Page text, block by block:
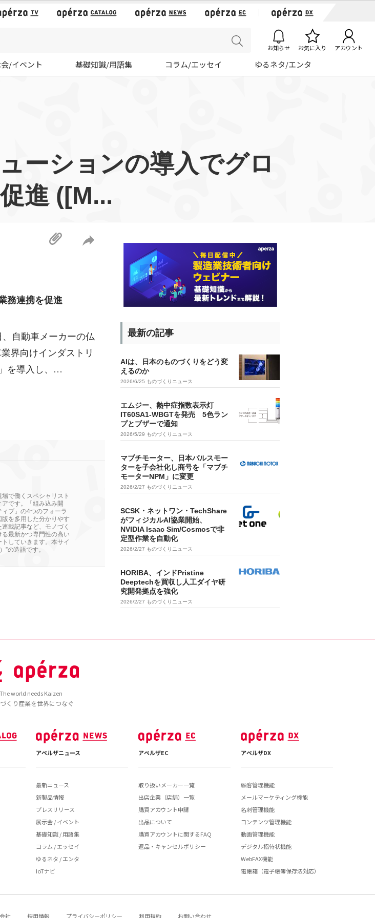
お知らせ お気に入り アカウント
/イベント 基礎知識/用語集 コラム/エッセイ ゆるネタ/エンタ
ーションの導入でグロ
進 ([M...
務連携を促進
自動車メーカーの仏
界向けインダストリ
を導入し、…
で働くスペシャリスト
です。「組み込み開
ブ」の4つのフォーラ
を多用した分かりやす
載記事など、モノづく
最新かつ専門性の高い
していきます。本サイ
”の造語です。
最新の記事
AIは、日本のものづくりをどう変
えるのか
2026/6/25 ものづくりニュース
エムジー、熱中症指数表示灯
IT60SA1-WBGTを発売 5色ラン
プとブザーで通知
2026/5/29 ものづくりニュース
マブチモーター、日本パルスモー
ターを子会社化し商号を「マブチ
モーターNPM」に変更
2026/2/27 ものづくりニュース
SCSK・ネットワン・TechShare
がフィジカルAI協業開始、
NVIDIA Isaac Sim/Cosmosで非
定型作業を自動化
2026/2/27 ものづくりニュース
HORIBA、インドPristine
Deeptechを買収し人工ダイヤ研
究開発拠点を強化
2026/2/27 ものづくりニュース
The world needs Kaizen
くり産業を世界につなぐ
アペルザニュース
最新ニュース
新製品情報
プレスリリース
展示会 / イベント
基礎知識 / 用語集
コラム / エッセイ
ゆるネタ / エンタ
IoTナビ
アペルザEC
取り扱いメーカー一覧
出店企業（店舗）一覧
購買アカウント申請
出品について
購買アカウントに関するFAQ
返品・キャンセルポリシー
アペルザDX
顧客管理機能
メールマーケティング機能
名刺管理機能
コンテンツ管理機能
動画管理機能
デジタル招待状機能
WebFAX機能
電帳箱（電子帳簿保存法対応）
社 採用情報 プライバシーポリシー 利用規約 お問い合わせ